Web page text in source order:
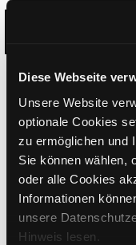
Diese Webseite
Unsere Website
optionale Cookies
zu ermöglichen und
Sie können wählen,
oder alle Cookies
Informationen
unsere
Hinweis lesen.
CHOOSE SIZE
269 incl. VAT / excl.
PLEASE CHOOSE A SIZE